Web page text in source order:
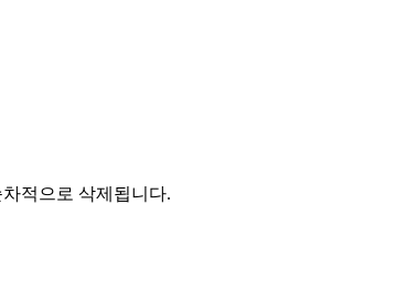
적으로 삭제됩니다.